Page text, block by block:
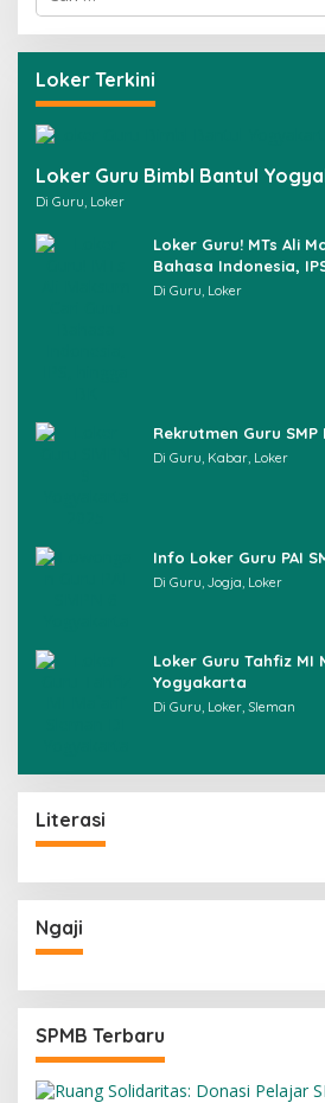
i
u
n
t
u
:
Loker Terkini
Loker Guru Bimbl Bantul
Di Guru, Loker
Loker Guru! MTs Ali
Bahasa Indonesia,
Di Guru, Loker
Rekrutmen Guru
Di Guru, Kabar, Loker
Info Loker Guru PAI
Di Guru, Jogja, Loker
Loker Guru Tahfiz MI
Yogyakarta
Di Guru, Loker, Sleman
Literasi
Ngaji
SPMB Terbaru